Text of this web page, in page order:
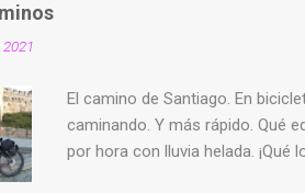
El camino de Santiago. En
caminando. Y más rápido. Qué
por hora con lluvia helada. ¡Qué